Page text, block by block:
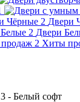
Двери
Двери
Хиты
- Белый софт